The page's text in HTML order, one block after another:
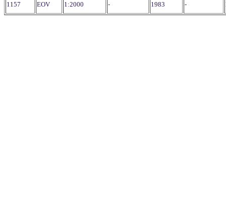
1157 EOV 1:2000 - 1983 -